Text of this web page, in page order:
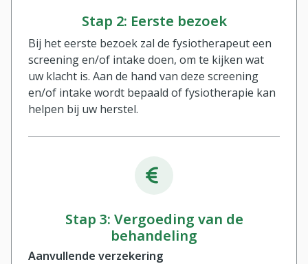
Stap 2: Eerste bezoek
Bij het eerste bezoek zal de fysiotherapeut een
screening en/of intake doen, om te kijken wat
uw klacht is. Aan de hand van deze screening
en/of intake wordt bepaald of fysiotherapie kan
helpen bij uw herstel.
Stap 3: Vergoeding van de
behandeling
Aanvullende verzekering